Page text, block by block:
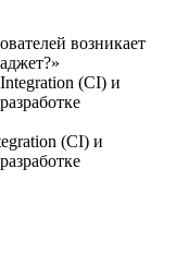
возникает
(CI) и